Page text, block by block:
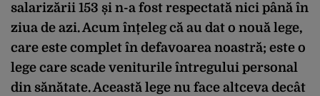
salarizării 153 și n-a fost respectată nici până în
ziua de azi. Acum înțeleg că au dat o nouă lege,
care este complet în defavoarea noastră; este o
lege care scade veniturile întregului personal
din sănătate. Această lege nu face altceva decât